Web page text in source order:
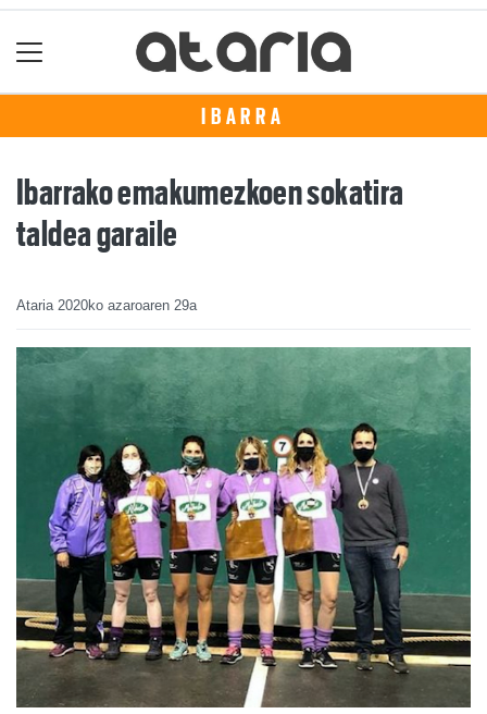
IBARRA
Ibarrako emakumezkoen sokatira
taldea garaile
Ataria 2020ko azaroaren 29a